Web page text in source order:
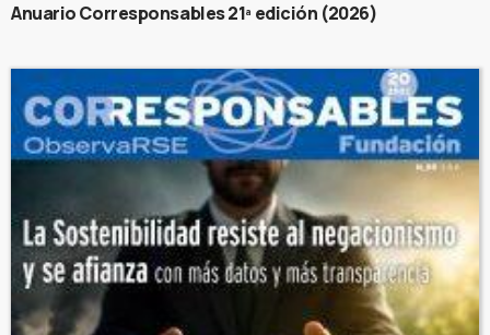
Anuario Corresponsables 21ª edición (2026)